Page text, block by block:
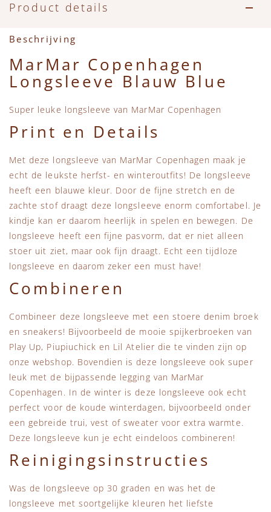
Accessoires
Zwemkleding
Zwemkleding
Feestkleding
Speelgoed
Beren, Speendoekjes en Knuffeldoekjes
Tassen
Verzorgingsproducten
Beren
MarMar Copenhagen
Mini Rodini
+1 in the family
New Balance
Piupiuchick
Play Up
Sproet & Sprout
Tiny Cottons
Product details
Beschrijving
MarMar Copenhagen
Longsleeve Blauw Blue
Super leuke longsleeve van MarMar Copenhagen
Print en Details
Met deze longsleeve van MarMar Copenhagen maak je
echt de leukste herfst- en winteroutfits! De longsleeve
heeft een blauwe kleur. Door de fijne stretch en de
zachte stof draagt deze longsleeve enorm comfortabel. Je
kindje kan er daarom heerlijk in spelen en bewegen. De
longsleeve heeft een fijne pasvorm, dat er niet alleen
stoer uit ziet, maar ook fijn draagt. Echt een tijdloze
longsleeve en daarom zeker een must have!
Combineren
Combineer deze longsleeve met een stoere denim broek
en sneakers! Bijvoorbeeld de mooie spijkerbroeken van
Play Up, Piupiuchick en Lil Atelier die te vinden zijn op
onze webshop. Bovendien is deze longsleeve ook super
leuk met de bijpassende legging van MarMar
Copenhagen. In de winter is deze longsleeve ook echt
perfect voor de koude winterdagen, bijvoorbeeld onder
een gebreide trui, vest of sweater voor extra warmte.
Deze longsleeve kun je echt eindeloos combineren!
Reinigingsinstructies
Was de longsleeve op 30 graden en was het de
longsleeve met soortgelijke kleuren het liefste